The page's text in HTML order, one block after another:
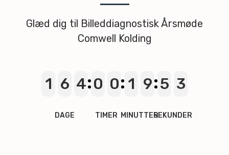
Glæd dig til Billeddiagnostisk Årsmøde
Comwell Kolding
DAGE
1
1
1
1 6
6
6
6 4
4
4
4
TIMER
0
0
0
0 0
0
0
0
MINUTTER
1
1
1
1 9
9
9
9
SEKUNDER
5
5
5
5 1
2
2
1